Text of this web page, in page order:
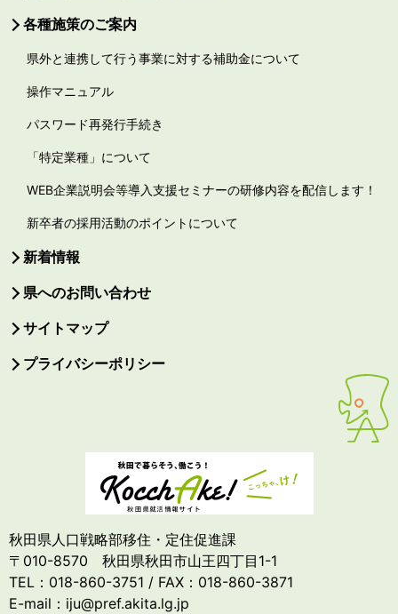
各種施策のご案内
県外と連携して行う事業に対する補助金について
操作マニュアル
パスワード再発行手続き
「特定業種」について
WEB企業説明会等導入支援セミナーの研修内容を配信します！
新卒者の採用活動のポイントについて
新着情報
県へのお問い合わせ
サイトマップ
プライバシーポリシー
秋田県人口戦略部移住・定住促進課
〒010-8570 秋田県秋田市山王四丁目1-1
TEL：018-860-3751 / FAX：018-860-3871
E-mail：iju@pref.akita.lg.jp